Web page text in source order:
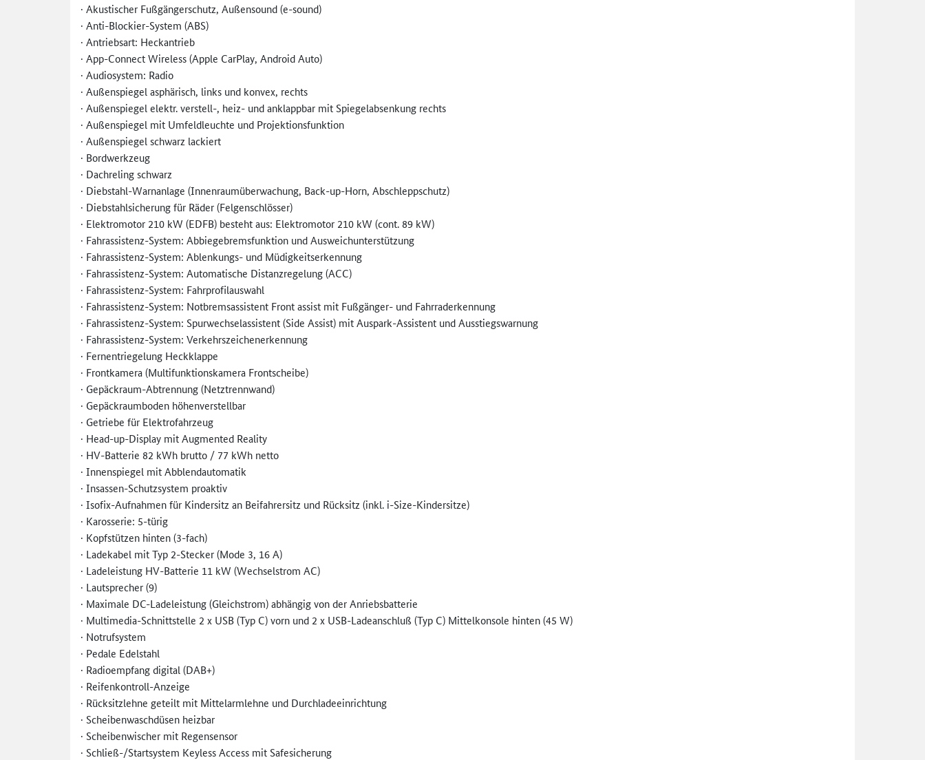
· Akustischer Fußgängerschutz, Außensound (e-sound)
· Anti-Blockier-System (ABS)
· Antriebsart: Heckantrieb
· App-Connect Wireless (Apple CarPlay, Android Auto)
· Audiosystem: Radio
· Außenspiegel asphärisch, links und konvex, rechts
· Außenspiegel elektr. verstell-, heiz- und anklappbar mit Spiegelabsenkung rechts
· Außenspiegel mit Umfeldleuchte und Projektionsfunktion
· Außenspiegel schwarz lackiert
· Bordwerkzeug
· Dachreling schwarz
· Diebstahl-Warnanlage (Innenraumüberwachung, Back-up-Horn, Abschleppschutz)
· Diebstahlsicherung für Räder (Felgenschlösser)
· Elektromotor 210 kW (EDFB) besteht aus: Elektromotor 210 kW (cont. 89 kW)
· Fahrassistenz-System: Abbiegebremsfunktion und Ausweichunterstützung
· Fahrassistenz-System: Ablenkungs- und Müdigkeitserkennung
· Fahrassistenz-System: Automatische Distanzregelung (ACC)
· Fahrassistenz-System: Fahrprofilauswahl
· Fahrassistenz-System: Notbremsassistent Front assist mit Fußgänger- und Fahrraderkennung
· Fahrassistenz-System: Spurwechselassistent (Side Assist) mit Auspark-Assistent und Ausstiegswarnung
· Fahrassistenz-System: Verkehrszeichenerkennung
· Fernentriegelung Heckklappe
· Frontkamera (Multifunktionskamera Frontscheibe)
· Gepäckraum-Abtrennung (Netztrennwand)
· Gepäckraumboden höhenverstellbar
· Getriebe für Elektrofahrzeug
· Head-up-Display mit Augmented Reality
· HV-Batterie 82 kWh brutto / 77 kWh netto
· Innenspiegel mit Abblendautomatik
· Insassen-Schutzsystem proaktiv
· Isofix-Aufnahmen für Kindersitz an Beifahrersitz und Rücksitz (inkl. i-Size-Kindersitze)
· Karosserie: 5-türig
· Kopfstützen hinten (3-fach)
· Ladekabel mit Typ 2-Stecker (Mode 3, 16 A)
· Ladeleistung HV-Batterie 11 kW (Wechselstrom AC)
· Lautsprecher (9)
· Maximale DC-Ladeleistung (Gleichstrom) abhängig von der Anriebsbatterie
· Multimedia-Schnittstelle 2 x USB (Typ C) vorn und 2 x USB-Ladeanschluß (Typ C) Mittelkonsole hinten (45 W)
· Notrufsystem
· Pedale Edelstahl
· Radioempfang digital (DAB+)
· Reifenkontroll-Anzeige
· Rücksitzlehne geteilt mit Mittelarmlehne und Durchladeeinrichtung
· Scheibenwaschdüsen heizbar
· Scheibenwischer mit Regensensor
· Schließ-/Startsystem Keyless Access mit Safesicherung